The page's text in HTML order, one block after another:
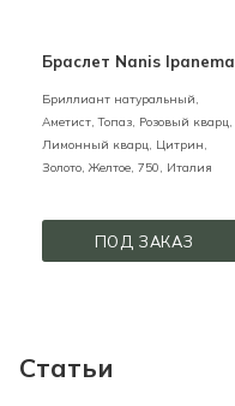
Браслет Nanis Ipanema
Бриллиант натуральный,
Аметист, Топаз, Розовый кварц,
Лимонный кварц, Цитрин,
Золото, Желтое, 750, Италия
ПОД ЗАКАЗ
Статьи